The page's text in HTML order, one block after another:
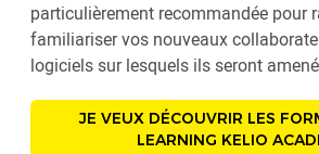
particulièrement recommandée pour
familiariser vos nouveaux
logiciels sur lesquels ils seront
JE VEUX DÉCOUVRIR LES
LEARNING KELIO